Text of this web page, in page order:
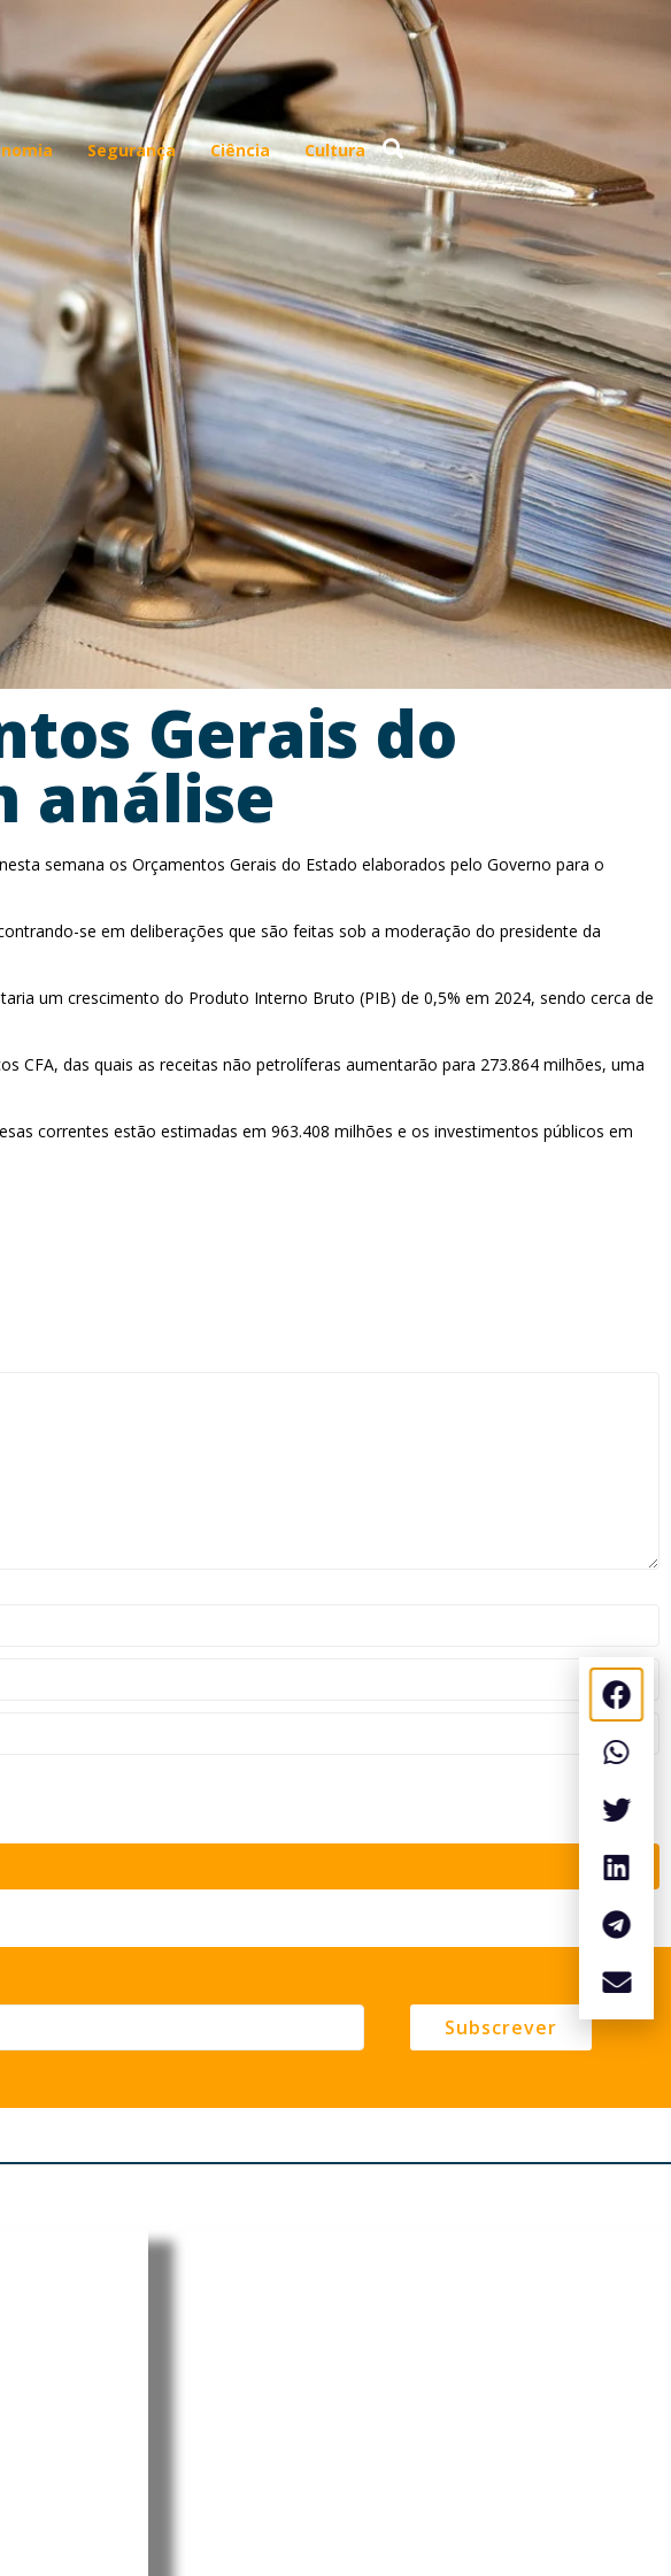
Segurança Ciência Cultura
Gerais do
análise
semana os Orçamentos Gerais do Estado elaborados pelo Governo para o
se em deliberações que são feitas sob a moderação do presidente da
um crescimento do Produto Interno Bruto (PIB) de 0,5% em 2024, sendo cerca de
CFA, das quais as receitas não petrolíferas aumentarão para 273.864 milhões, uma
correntes estão estimadas em 963.408 milhões e os investimentos públicos em
Subscrever